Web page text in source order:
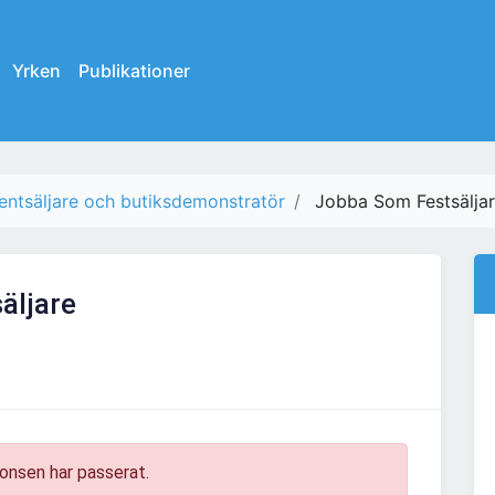
Yrken Publikationer
och butiksdemonstratör Jobba Som
har passerat.